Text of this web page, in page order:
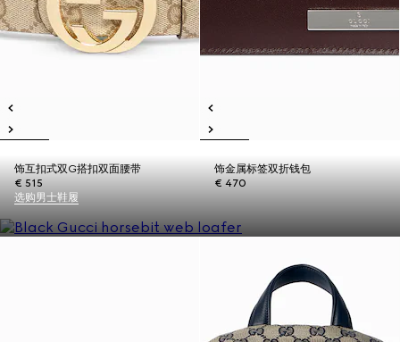
饰互扣式双G搭扣双面腰带
€ 515
饰金属标签双折钱包
€ 470
选购男士鞋履